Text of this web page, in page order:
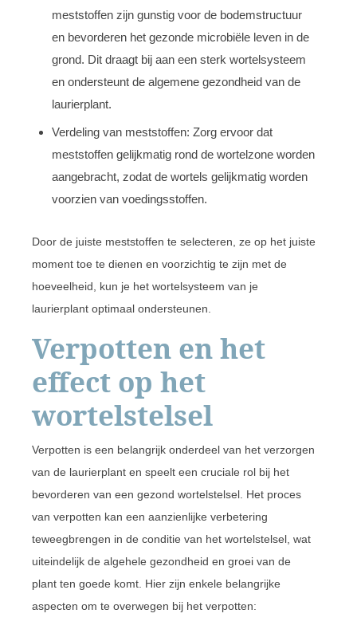
meststoffen zijn gunstig voor de bodemstructuur
en bevorderen het gezonde microbiële leven in de
grond. Dit draagt bij aan een sterk wortelsysteem
en ondersteunt de algemene gezondheid van de
laurierplant.
Verdeling van meststoffen: Zorg ervoor dat
meststoffen gelijkmatig rond de wortelzone worden
aangebracht, zodat de wortels gelijkmatig worden
voorzien van voedingsstoffen.
Door de juiste meststoffen te selecteren, ze op het juiste
moment toe te dienen en voorzichtig te zijn met de
hoeveelheid, kun je het wortelsysteem van je
laurierplant optimaal ondersteunen.
Verpotten en het
effect op het
wortelstelsel
Verpotten is een belangrijk onderdeel van het verzorgen
van de laurierplant en speelt een cruciale rol bij het
bevorderen van een gezond wortelstelsel. Het proces
van verpotten kan een aanzienlijke verbetering
teweegbrengen in de conditie van het wortelstelsel, wat
uiteindelijk de algehele gezondheid en groei van de
plant ten goede komt. Hier zijn enkele belangrijke
aspecten om te overwegen bij het verpotten: